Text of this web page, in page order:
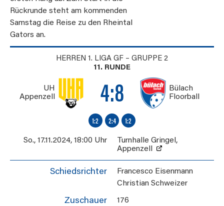
Rückrunde steht am kommenden
Samstag die Reise zu den Rheintal
Gators an.
HERREN 1. LIGA GF – GRUPPE 2
11. RUNDE
UH
Appenzell
4:8
Bülach
Floorball
1:2 2:4 1:2
So., 17.11.2024, 18:00 Uhr Turnhalle Gringel,
Appenzell
Schiedsrichter
Francesco Eisenmann
Christian Schweizer
Zuschauer 176